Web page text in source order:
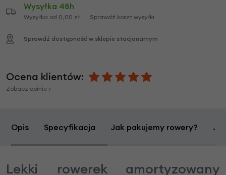
Wysyłka 48h
Wysyłka od 0,00 zł Sprawdź koszt wysyłki
Sprawdź dostępność w sklepie stacjonarnym
Ocena klientów:
Zobacz opinie >
Opis Specyfikacja Jak pakujemy rowery?
Lekki rowerek amortyzowany